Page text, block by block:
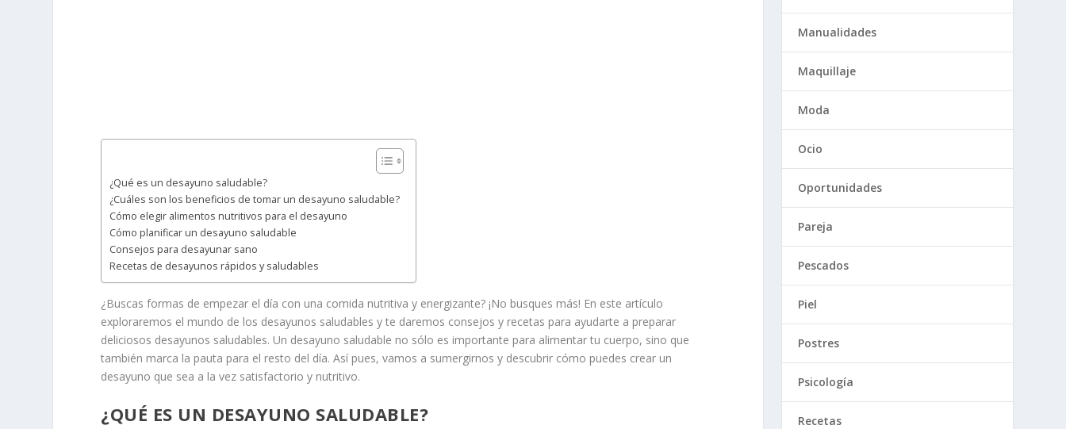
¿Qué es un desayuno saludable?
¿Cuáles son los beneficios de tomar un desayuno saludable?
Cómo elegir alimentos nutritivos para el desayuno
Cómo planificar un desayuno saludable
Consejos para desayunar sano
Recetas de desayunos rápidos y saludables
¿Buscas formas de empezar el día con una comida nutritiva y energizante? ¡No busques más! En este artículo
exploraremos el mundo de los desayunos saludables y te daremos consejos y recetas para ayudarte a preparar
deliciosos desayunos saludables. Un desayuno saludable no sólo es importante para alimentar tu cuerpo, sino que
también marca la pauta para el resto del día. Así pues, vamos a sumergirnos y descubrir cómo puedes crear un
desayuno que sea a la vez satisfactorio y nutritivo.
¿QUÉ ES UN DESAYUNO SALUDABLE?
Manualidades
Maquillaje
Moda
Ocio
Oportunidades
Pareja
Pescados
Piel
Postres
Psicología
Recetas